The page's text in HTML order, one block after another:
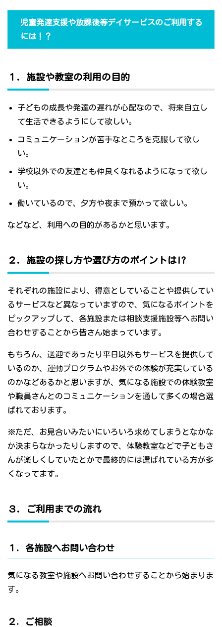
児童発達支援や放課後等デイサービスのご利用する
には！？
１．施設や教室の利用の目的
子どもの成長や発達の遅れが心配なので、将来自立し
て生活できるようにして欲しい。
コミュニケーションが苦手なところを克服して欲し
い。
学校以外での友達とも仲良くなれるようになって欲し
い。
働いているので、夕方や夜まで預かって欲しい。
などなど、利用への目的があるかと思います。
２．施設の探し方や選び方のポイントは!?
それぞれの施設により、得意としていることや提供してい
るサービスなど異なっていますので、気になるポイントを
ピックアップして、各施設または相談支援施設等へお問い
合わせすることから皆さん始まっています。
もちろん、送迎であったり平日以外もサービスを提供して
いるのか、運動プログラムやお外での体験が充実している
のかなどあるかと思いますが、気になる施設での体験教室
や職員さんとのコミュニケーションを通して多くの場合選
ばれております。
※ただ、お見合いみたいにいろいろ求めてしまうとなかな
か決まらなかったりしますので、体験教室などで子どもさ
んが楽しくしていたとかで最終的には選ばれている方が多
くなってます。
３．ご利用までの流れ
１．各施設へお問い合わせ
気になる教室や施設へお問い合わせすることから始まりま
す。
２．ご相談